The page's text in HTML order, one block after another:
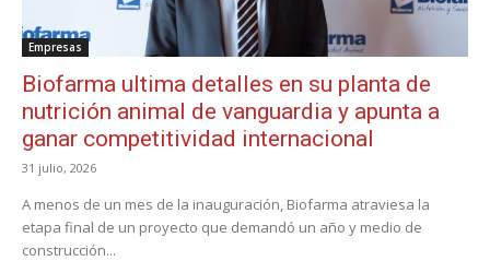
Empresas
Biofarma ultima detalles en su planta de
nutrición animal de vanguardia y apunta a
ganar competitividad internacional
31 julio, 2026
A menos de un mes de la inauguración, Biofarma atraviesa la
etapa final de un proyecto que demandó un año y medio de
construcción...